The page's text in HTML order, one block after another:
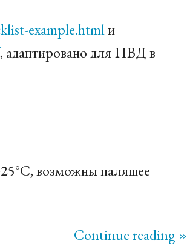
example.htmlи
, адаптировано для ПВД в
возможны палящее
Continue reading »